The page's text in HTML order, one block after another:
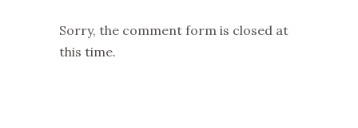
Sorry, the comment form is closed at
this time.